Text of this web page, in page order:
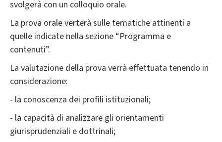
svolgerà con un colloquio orale.
La prova orale verterà sulle tematiche attinenti a
quelle indicate nella sezione “Programma e
contenuti”.
La valutazione della prova verrà effettuata tenendo in
considerazione:
- la conoscenza dei profili istituzionali;
- la capacità di analizzare gli orientamenti
giurisprudenziali e dottrinali;